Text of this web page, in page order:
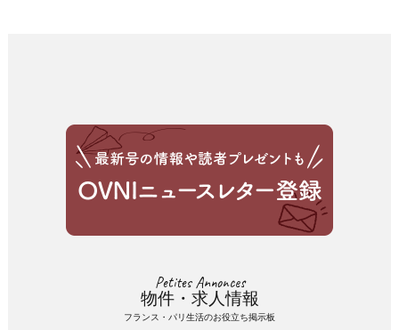
Petites Annonces
物件・求人情報
フランス・パリ生活のお役立ち掲示板